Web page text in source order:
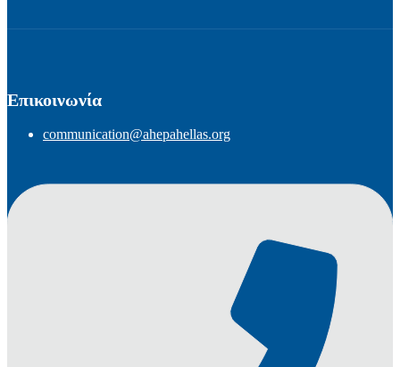
Επικοινωνία
communication@ahepahellas.org